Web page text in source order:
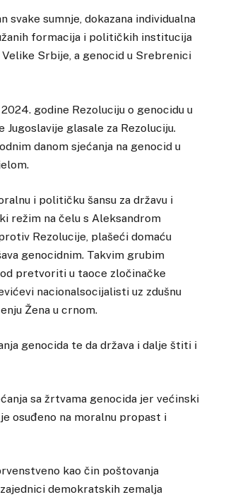
svake sumnje, dokazana individualna
formacija i političkih institucija
Srbije, a genocid u Srebrenici
godine Rezoluciju o genocidu u
glasale za Rezoluciju.
danom sjećanja na genocid u
i političku šansu za državu i
režim na čelu s Aleksandrom
Rezolucije, plašeći domaću
genocidnim. Takvim grubim
pretvoriti u taoce zločinačke
nacionalsocijalisti uz zdušnu
Žena u crnom.
genocida te da država i dalje štiti i
sa žrtvama genocida jer većinski
osuđeno na moralnu propast i
kao čin poštovanja
demokratskih zemalja